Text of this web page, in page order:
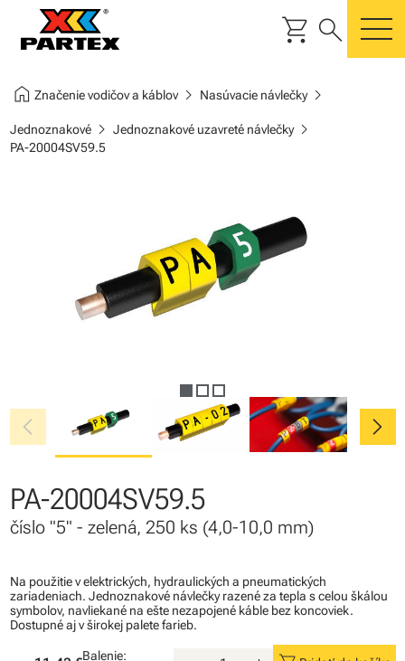
shopping_cart search
home Značenie vodičov a káblovchevron_right Nasúvacie návlečkychevron_right
Jednoznakovéchevron_right Jednoznakové uzavreté návlečkychevron_right
PA-20004SV59.5
chevron_left chevron_right
PA-20004SV59.5
číslo "5" - zelená, 250 ks (4,0-10,0 mm)
Na použitie v elektrických, hydraulických a pneumatických
zariadeniach. Jednoznakové návlečky razené za tepla s celou škálou
symbolov, navliekané na ešte nezapojené káble bez koncoviek.
Dostupné aj v širokej palete farieb.
Balenie: